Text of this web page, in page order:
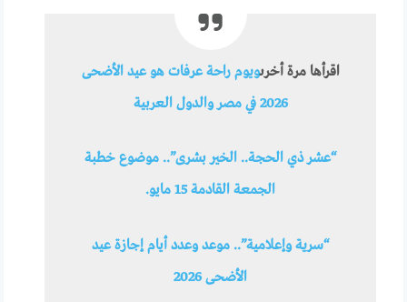
اقرأها مرة أخرىويوم راحة عرفات هو عيد الأضحى
2026 في مصر والدول العربية
“عشر ذي الحجة.. الخير بشرى”.. موضوع خطبة
الجمعة القادمة 15 مايو.
“سرية وإعلامية”.. موعد وعدد أيام إجازة عيد
الأضحى 2026